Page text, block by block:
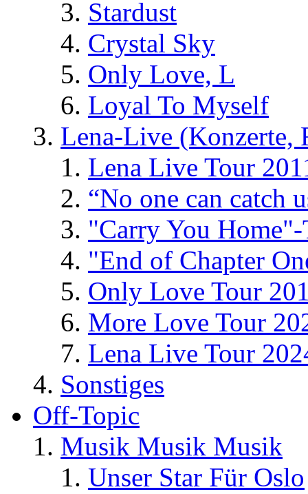
Stardust
Crystal Sky
Only Love, L
Loyal To Myself
Lena-Live (Konzerte,
Lena Live Tour
“No one can catch
"Carry You
"End of Chapter
Only Love Tour
More Love Tour
Lena Live Tour
Sonstiges
Off-Topic
Musik Musik Musik
Unser Star Für Oslo